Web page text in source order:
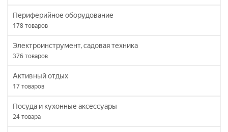
Периферийное оборудование
178 товаров
Электроинструмент, садовая техника
376 товаров
Активный отдых
17 товаров
Посуда и кухонные аксессуары
24 товара